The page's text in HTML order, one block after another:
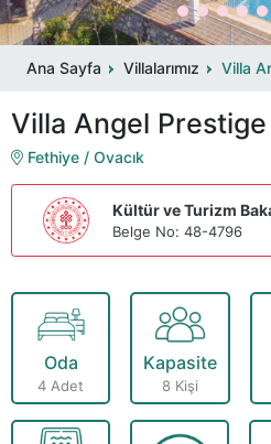
Ana Sayfa Villalarımız Villa
Villa Angel Prestige
Fethiye / Ovacık
Kültür ve Turizm
Belge No: 48-4796
Oda
4 Adet
Kapasite
8 Kişi